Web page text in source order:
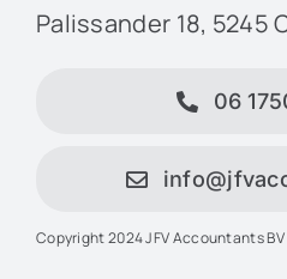
Palissander 18, 5245
06
Copyright 2024 JFV Accountants BV